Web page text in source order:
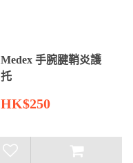
Medex 手腕腱鞘炎護
托
HK$250